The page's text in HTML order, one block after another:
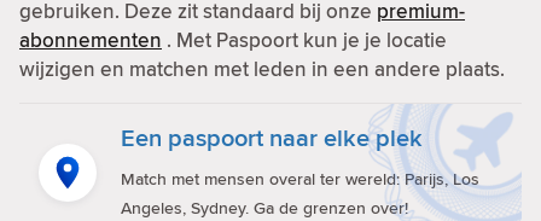
gebruiken. Deze zit standaard bij onze premium-
abonnementen . Met Paspoort kun je je locatie
wijzigen en matchen met leden in een andere plaats.
Een paspoort naar elke plek
Match met mensen overal ter wereld: Parijs, Los
Angeles, Sydney. Ga de grenzen over!